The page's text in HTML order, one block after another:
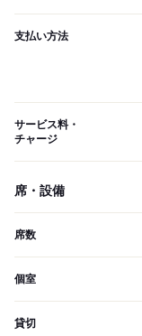
支払い方法
サービス料・
チャージ
席・設備
席数
個室
貸切